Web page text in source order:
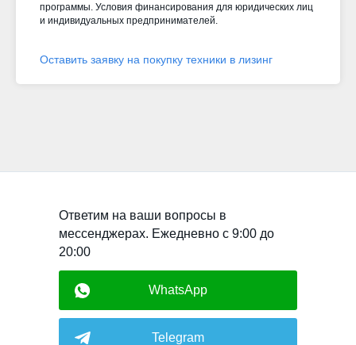
программы. Условия финансирования для юридических лиц
и индивидуальных предпринимателей.
Оставить заявку на покупку техники в лизинг
Ответим на ваши вопросы в
мессенджерах. Ежедневно с 9:00 до
20:00
Telegram
WhatsApp